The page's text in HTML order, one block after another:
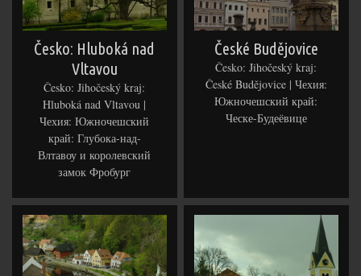
Česko: Hluboká nad
Vltavou
Česko: Jihočeský kraj:
Hluboká nad Vltavou |
Чехия: Южночешский
край: Глубока-над-
Влтавоу и королевский
замок Фробург
České Budějovice
Česko: Jihočeský kraj:
České Budějovice | Чехия:
Южночешский край:
Ческе-Будеёвице